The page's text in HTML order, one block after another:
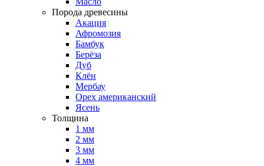
Порода древесины
Акация
Афромозия
Бамбук
Берёза
Дуб
Клён
Мербау
Орех американский
Ясень
Толщина
1 мм
2 мм
3 мм
4 мм